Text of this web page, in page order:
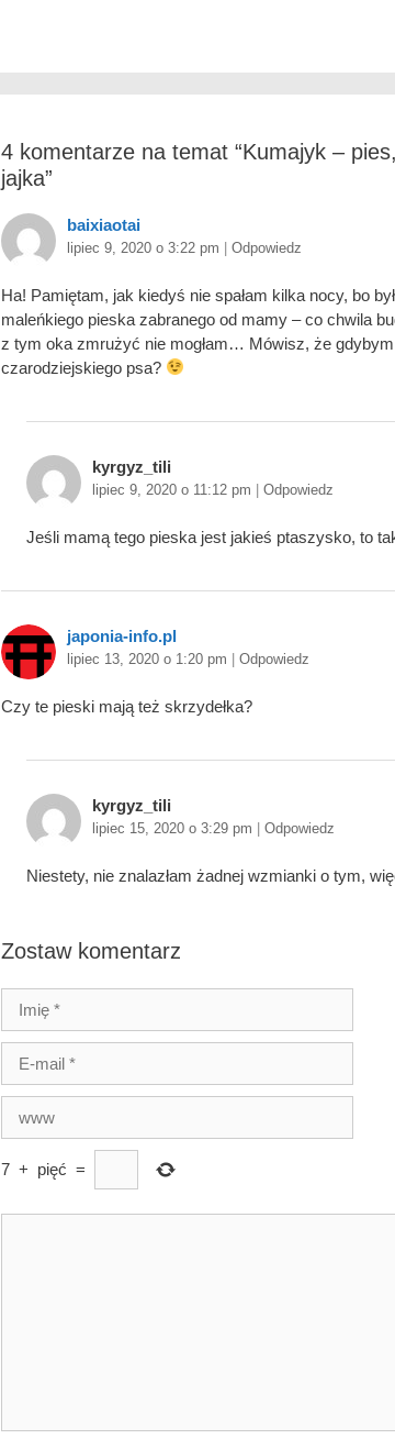
4 komentarze na temat “Kumajyk –
jajka”
baixiaotai
lipiec 9, 2020 o 3:22 pm Odpowiedz
Ha! Pamiętam, jak kiedyś nie spałam kilka nocy, bo
maleńkiego pieska zabranego od mamy – co chwila
z tym oka zmrużyć nie mogłam… Mówisz, że gdybym
czarodziejskiego psa?
kyrgyz_tili
lipiec 9, 2020 o 11:12 pm Odpowiedz
Jeśli mamą tego pieska jest jakieś ptaszysko, to
japonia-info.pl
lipiec 13, 2020 o 1:20 pm Odpowiedz
Czy te pieski mają też skrzydełka?
kyrgyz_tili
lipiec 15, 2020 o 3:29 pm Odpowiedz
Niestety, nie znalazłam żadnej wzmianki o tym,
Zostaw komentarz
7 + pięć =